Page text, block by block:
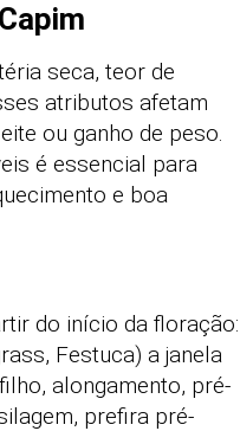
seca, teor de
atributos afetam
ou ganho de peso.
é essencial para
e boa
do início da floração:
Festuca) a janela
alongamento, pré-
prefira pré-